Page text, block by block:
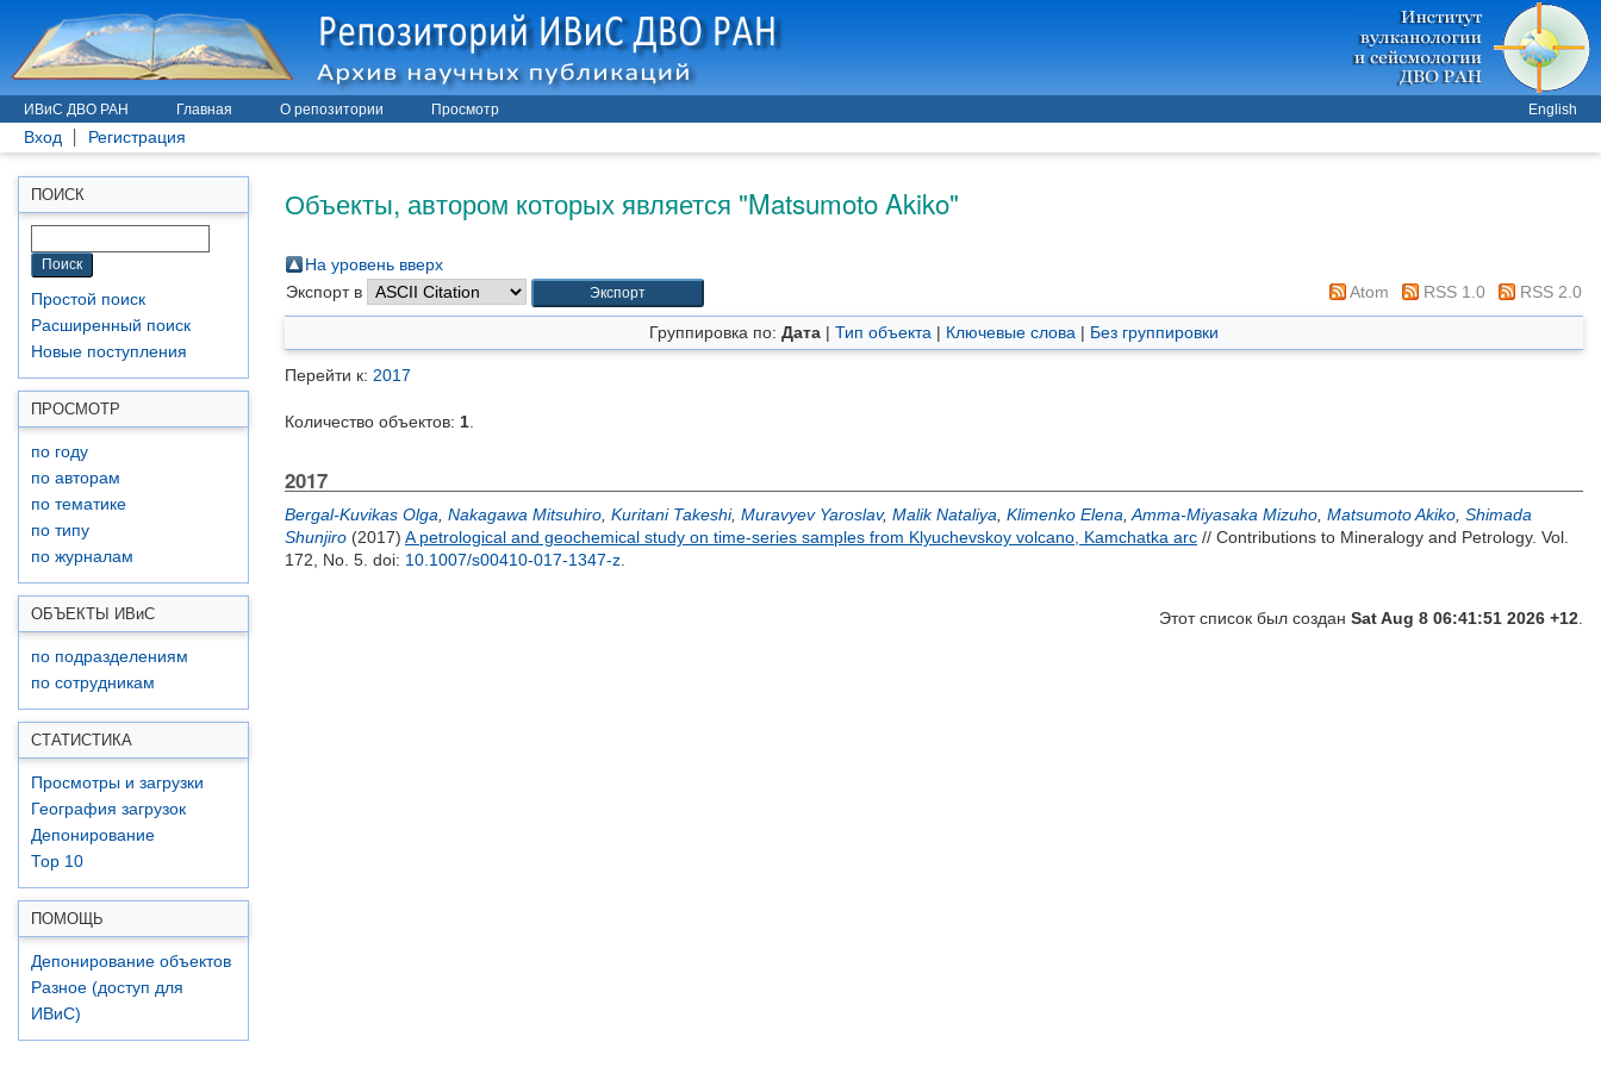
ИВиС ДВО РАН Главная О репозитории Просмотр English
Вход Регистрация
ПОИСК
Простой поиск
Расширенный поиск
Новые поступления
ПРОСМОТР
по году
по авторам
по тематике
по типу
по журналам
ОБЪЕКТЫ ИВиС
по подразделениям
по сотрудникам
СТАТИСТИКА
Просмотры и загрузки
География загрузок
Депонирование
Top 10
ПОМОЩЬ
Депонирование объектов
Разное (доступ для
ИВиС)
Объекты, автором которых является "Matsumoto Akiko"
На уровень вверх
Экспорт в
Atom RSS 1.0 RSS 2.0
Группировка по: Дата | Тип объекта | Ключевые слова | Без группировки
Перейти к: 2017
Количество объектов: 1
2017
Bergal-Kuvikas Olga Nakagawa Mitsuhiro Kuritani Takeshi, Muravyev Yaroslav, Malik Nataliya Klimenko Elena Amma-Miyasaka Mizuho Matsumoto Akiko Shimada
Shunjiro (2017) A petrological and geochemical study on time-series samples from Klyuchevskoy volcano, Kamchatka arc // Contributions to Mineralogy and Petrology. Vol.
172, No. 5. doi: 10.1007/s00410-017-1347-z
Этот список был создан Sat Aug 8 06:41:51 2026 +12